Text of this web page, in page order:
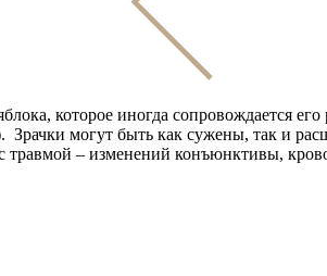
которое иногда сопровождается
могут быть как сужены, так и
травмой – изменений конъюнктивы,